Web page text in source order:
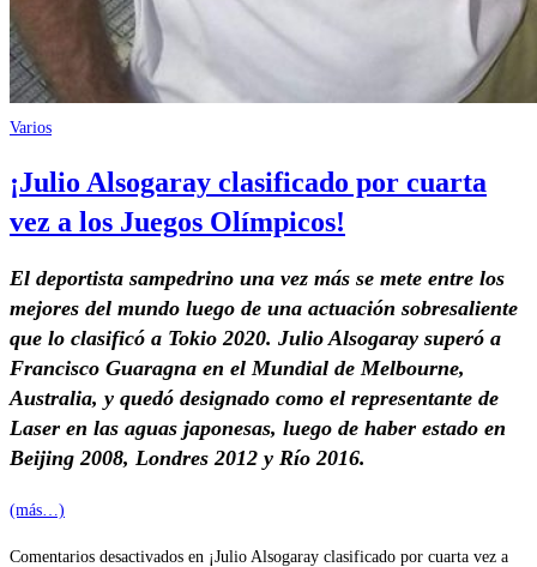
Varios
¡Julio Alsogaray clasificado por cuarta
vez a los Juegos Olímpicos!
El deportista sampedrino una vez más se mete entre los
mejores del mundo luego de una actuación sobresaliente
que lo clasificó a Tokio 2020. Julio Alsogaray superó a
Francisco Guaragna en el Mundial de Melbourne,
Australia, y quedó designado como el representante de
Laser en las aguas japonesas, luego de haber estado en
Beijing 2008, Londres 2012 y Río 2016.
(más…)
Comentarios desactivados en ¡Julio Alsogaray clasificado por cuarta vez a